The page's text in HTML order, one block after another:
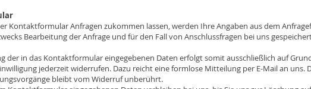
Kontaktformular Anfragen zukommen lassen, werden Ihre Angaben aus dem
Bearbeitung der Anfrage und für den Fall von Anschlussfragen bei uns
der in das Kontaktformular eingegebenen Daten erfolgt somit ausschließlich auf
jederzeit widerrufen. Dazu reicht eine formlose Mitteilung per E-Mail an
bleibt vom Widerruf unberührt.